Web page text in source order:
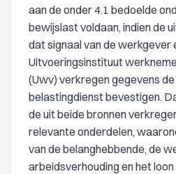
aan de onder 4.1 bedoelde
bewijslast voldaan, indien de
dat signaal van de werkgever
Uitvoeringsinstituut
(Uwv) verkregen gegevens
belastingdienst bevestigen.
de uit beide bronnen
relevante onderdelen,
van de belanghebbende, de
arbeidsverhouding en het loon